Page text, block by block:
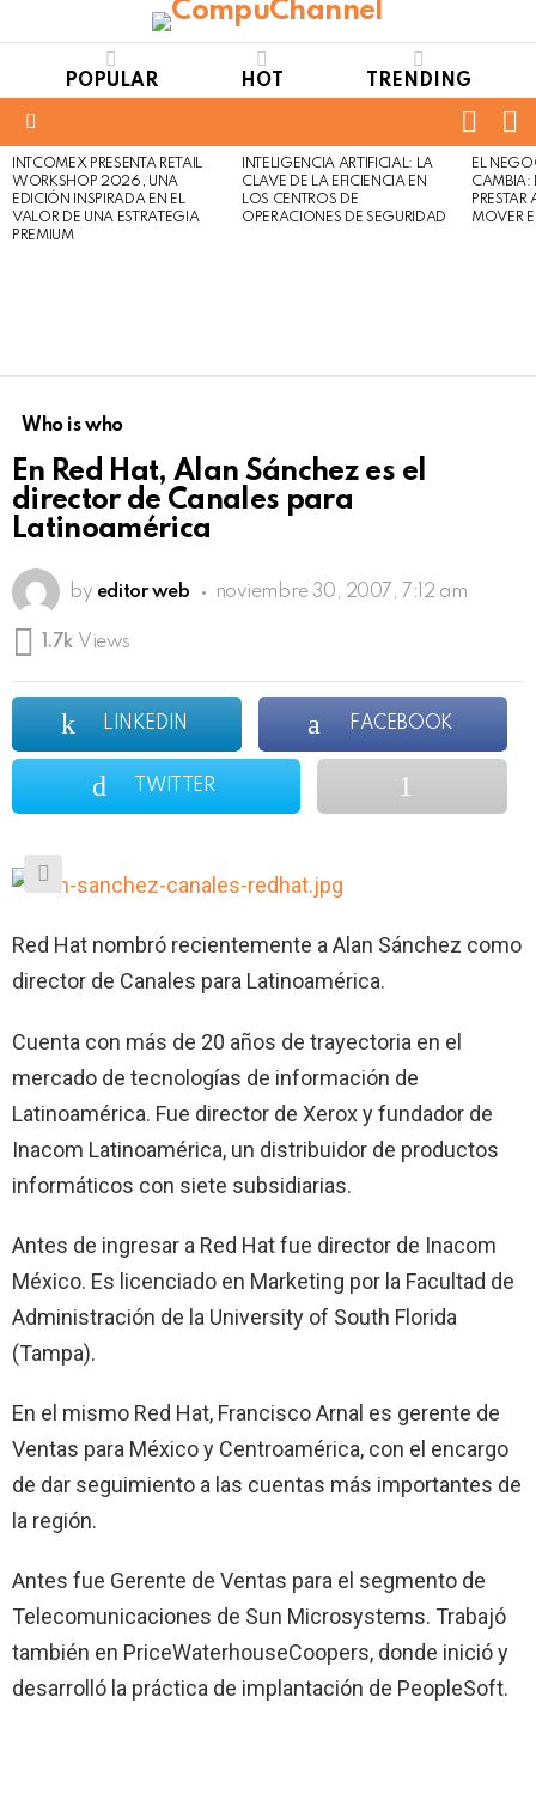
POPULAR HOT TRENDING
LATEST
STORIES
INTCOMEX PRESENTA RETAIL
WORKSHOP 2026, UNA
EDICIÓN INSPIRADA EN EL
VALOR DE UNA ESTRATEGIA
PREMIUM
INTELIGENCIA ARTIFICIAL: LA
CLAVE DE LA EFICIENCIA EN
LOS CENTROS DE
OPERACIONES DE SEGURIDAD
EL
CAMBIA:
MOVER
Who is who
En Red Hat, Alan Sánchez es el
director de Canales para
Latinoamérica
by editor web noviembre 30, 2007, 7:12 am
1.7k Views
LINKEDIN FACEBOOK
TWITTER
Red Hat nombró recientemente a Alan Sánchez como
director de Canales para Latinoamérica.
Cuenta con más de 20 años de trayectoria en el
mercado de tecnologías de información de
Latinoamérica. Fue director de Xerox y fundador de
Inacom Latinoamérica, un distribuidor de productos
informáticos con siete subsidiarias.
Antes de ingresar a Red Hat fue director de Inacom
México. Es licenciado en Marketing por la Facultad de
Administración de la University of South Florida
(Tampa).
En el mismo Red Hat, Francisco Arnal es gerente de
Ventas para México y Centroamérica, con el encargo
de dar seguimiento a las cuentas más importantes de
la región.
Antes fue Gerente de Ventas para el segmento de
Telecomunicaciones de Sun Microsystems. Trabajó
también en PriceWaterhouseCoopers, donde inició y
desarrolló la práctica de implantación de PeopleSoft.